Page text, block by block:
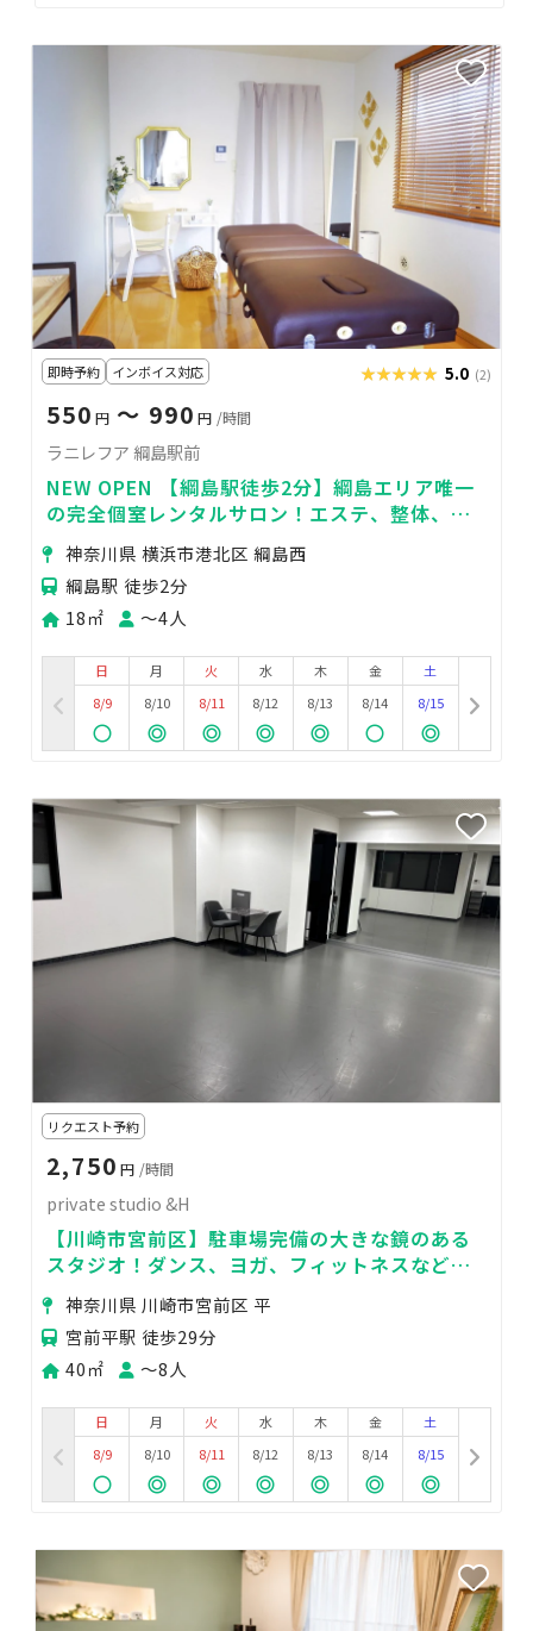
即時予約 インボイス対応 ★★★★★
★★★★★ 5.0 (2)
550 円 〜 990 円 /時間
ラニレフア 綱島駅前
NEW OPEN 【綱島駅徒歩2分】綱島エリア唯一
の完全個室レンタルサロン！エステ、整体、鍼
灸、ネイルなど！定期利用者様募集中！
神奈川県 横浜市港北区 綱島西
綱島駅 徒歩2分
18㎡
〜4人
日
8/9
月
8/10
火
8/11
水
8/12
木
8/13
金
8/14
土
8/15
リクエスト予約
2,750 円 /時間
private studio &H
【川崎市宮前区】駐車場完備の大きな鏡のある
スタジオ！ダンス、ヨガ、フィットネスなどに
おすすめです
神奈川県 川崎市宮前区 平
宮前平駅 徒歩29分
40㎡
〜8人
日
8/9
月
8/10
火
8/11
水
8/12
木
8/13
金
8/14
土
8/15